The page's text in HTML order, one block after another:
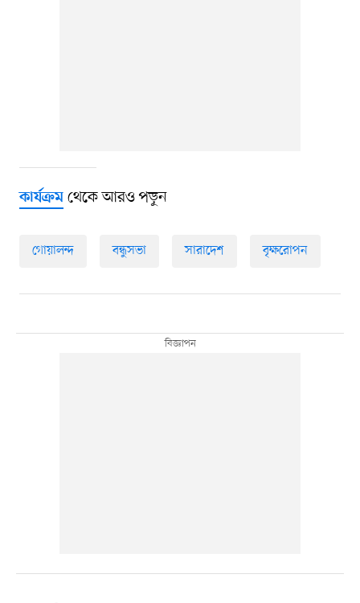
কার্যক্রমথেকে আরও পড়ুন
গোয়ালন্দ বন্ধুসভা সারাদেশ বৃক্ষরোপন